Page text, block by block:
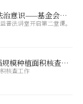
解析遗产继承，增强法治意识——基金会“北天目公益普法讲堂”第二堂课圆满结束
普法讲堂开启第二堂课。
简讯 | 基金会对接水稻规模种植面积核查工作
核查工作